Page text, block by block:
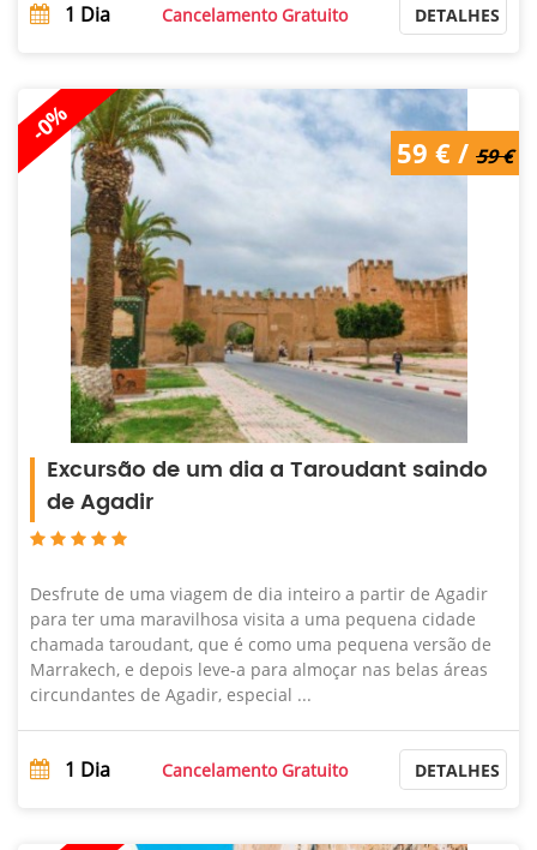
1 Dia Cancelamento Gratuito DETALHES
-0%
59 € / 59 €
59 € / 59 €
Excursão de um dia a Taroudant saindo
de Agadir
Desfrute de uma viagem de dia inteiro a partir de Agadir
para ter uma maravilhosa visita a uma pequena cidade
chamada taroudant, que é como uma pequena versão de
Marrakech, e depois leve-a para almoçar nas belas áreas
circundantes de Agadir, especial ...
1 Dia Cancelamento Gratuito DETALHES